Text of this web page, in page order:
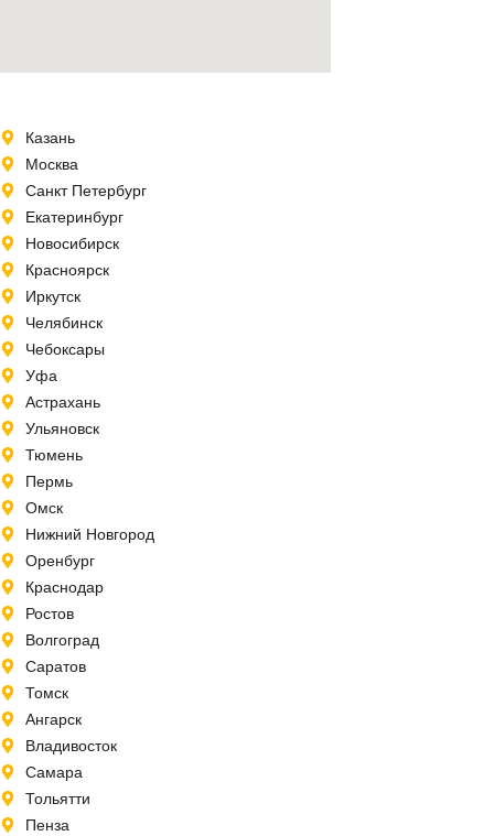
Казань
Москва
Санкт Петербург
Екатеринбург
Новосибирск
Красноярск
Иркутск
Челябинск
Чебоксары
Уфа
Астрахань
Ульяновск
Тюмень
Пермь
Омск
Нижний Новгород
Оренбург
Краснодар
Ростов
Волгоград
Саратов
Томск
Ангарск
Владивосток
Самара
Тольятти
Пенза